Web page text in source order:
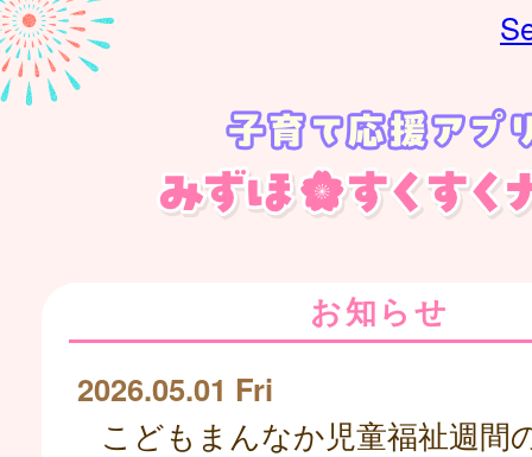
お知らせ
2026.05.01 Fri